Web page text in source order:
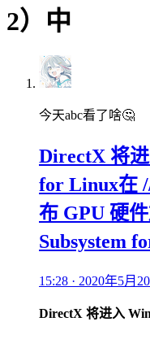
2）中
今天abc看了啥🤔
DirectX 将进
for Linux在
布 GPU 硬
Subsystem
15:28 · 2020年5月
DirectX 将进入